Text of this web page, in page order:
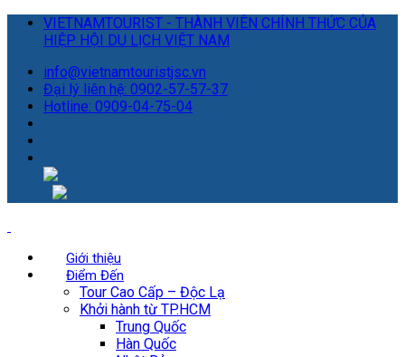
VIETNAMTOURIST - THÀNH VIÊN CHÍNH THỨC CỦA
HIỆP HỘI DU LỊCH VIỆT NAM
info@vietnamtouristjsc.vn
Đại lý liên hệ: 0902-57-57-37
Hotline: 0909-04-75-04
Giới thiệu
Điểm Đến
Tour Cao Cấp – Độc Lạ
Khởi hành từ TP.HCM
Trung Quốc
Hàn Quốc